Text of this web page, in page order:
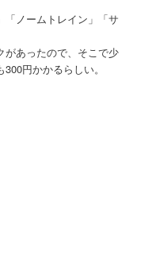
「ノームトレイン」「サ
があったので、そこで少
300円かかるらしい。